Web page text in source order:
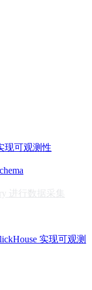
现可观测性
进行数据采集
实现可观测